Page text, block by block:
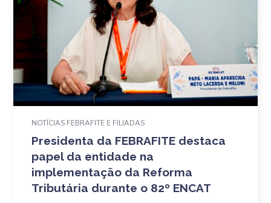
NOTÍCIAS FEBRAFITE E FILIADAS
Presidenta da FEBRAFITE destaca
papel da entidade na
implementação da Reforma
Tributária durante o 82º ENCAT